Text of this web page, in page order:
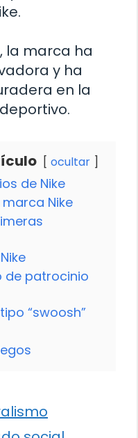
la marca ha
y ha
en la
ocultar
de Nike
Nike
de patrocinio
“swoosh”